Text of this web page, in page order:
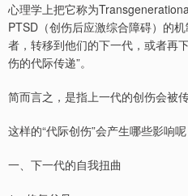
心理学上把它称为
PTSD（创伤后应激综合障碍）的
者，转移到他们的下一代，或者再
伤的代际传递”。
简而言之，是指上一代的创伤会被
这样的“代际创伤”会产生哪些影响呢
一、下一代的自我扭曲